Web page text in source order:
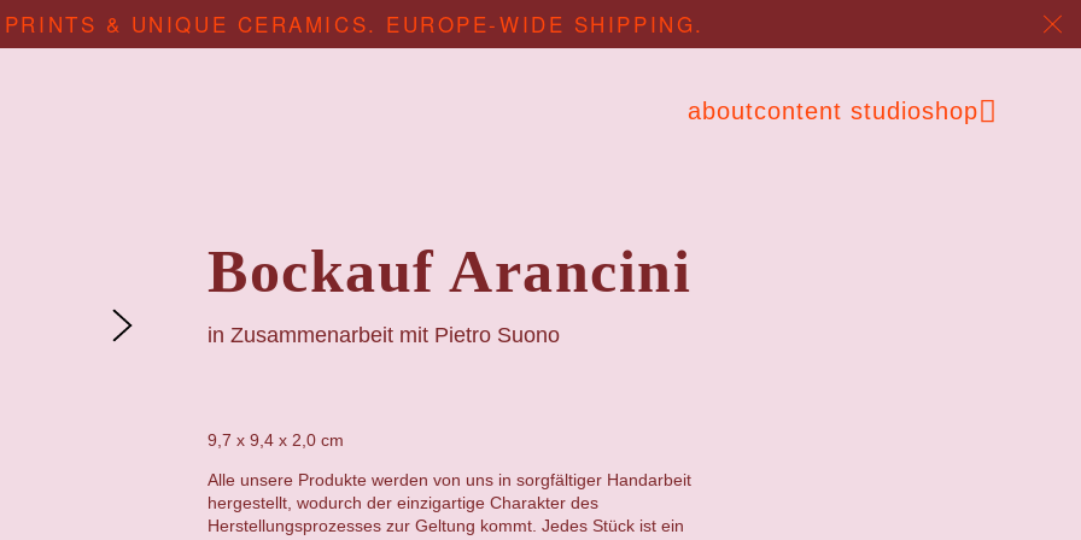
& UNIQUE CERAMICS. EUROPE-WIDE SHIPPING.
aboutcontent studioshop
Bockauf Arancini
in Zusammenarbeit mit Pietro Suono
9,7 x 9,4 x 2,0 cm
Alle unsere Produkte werden von uns in sorgfältiger Handarbeit
hergestellt, wodurch der einzigartige Charakter des
Herstellungsprozesses zur Geltung kommt. Jedes Stück ist ein